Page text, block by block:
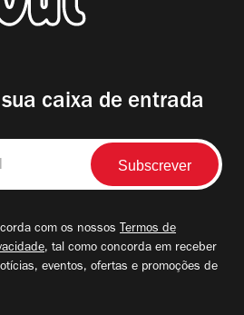
caixa de entrada
com os nossos Termos de
, tal como concorda em receber
eventos, ofertas e promoções de